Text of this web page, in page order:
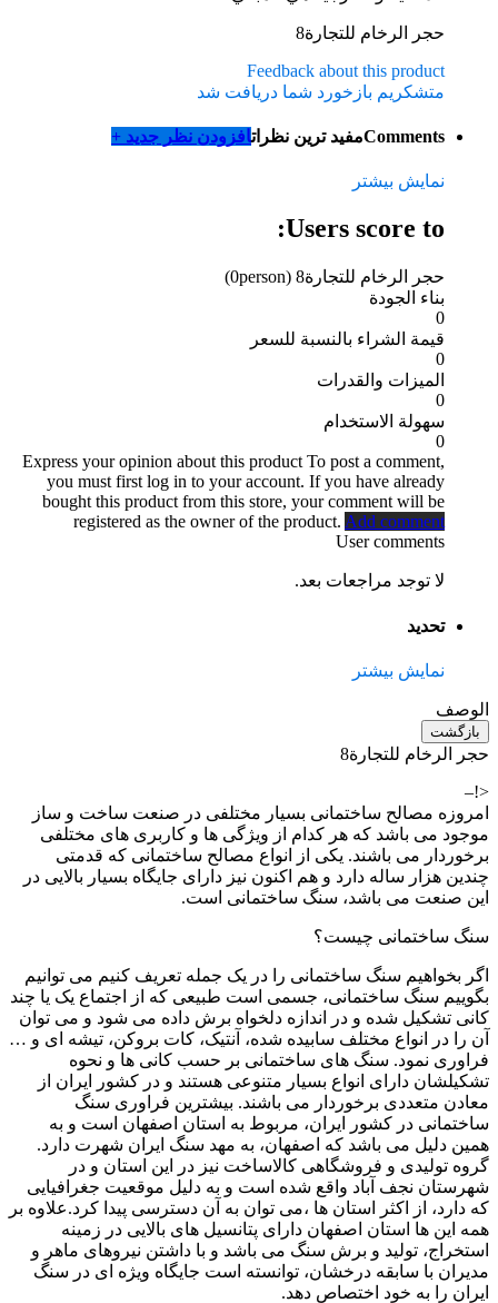
حجر الرخام للتجارة8
Feedback about this product
متشکریم بازخورد شما دریافت شد
Commentsمفید ترین نظراتافزودن نظر جدید +
نمایش بیشتر
Users score to:
حجر الرخام للتجارة8
(0person)
بناء الجودة
0
قيمة الشراء بالنسبة للسعر
0
الميزات والقدرات
0
سهولة الاستخدام
0
Express your opinion about this product To post a comment,
you must first log in to your account. If you have already
bought this product from this store, your comment will be
registered as the owner of the product. Add comment
User comments
لا توجد مراجعات بعد.
تحديد
نمایش بیشتر
الوصف
بازگشت
حجر الرخام للتجارة8
<!–
امروزه مصالح ساختمانی بسیار مختلفی در صنعت ساخت و ساز
موجود می باشد که هر کدام از ویژگی ها و کاربری های مختلفی
برخوردار می باشند. یکی از انواع مصالح ساختمانی که قدمتی
چندین هزار ساله دارد و هم اکنون نیز دارای جایگاه بسیار بالایی در
این صنعت می باشد، سنگ ساختمانی است.
سنگ ساختمانی چیست؟
اگر بخواهیم سنگ ساختمانی را در یک جمله تعریف کنیم می توانیم
بگوییم سنگ ساختمانی، جسمی است طبیعی که از اجتماع یک یا چند
کانی تشکیل شده و در اندازه دلخواه برش داده می شود و می توان
آن را در انواع مختلف سابیده شده، آنتیک، کات بروکن، تیشه ای و …
فراوری نمود. سنگ های ساختمانی بر حسب کانی ها و نحوه
تشکیلشان دارای انواع بسیار متنوعی هستند و در کشور ایران از
معادن متعددی برخوردار می باشند. بیشترین فراوری سنگ
ساختمانی در کشور ایران، مربوط به استان اصفهان است و به
همین دلیل می باشد که اصفهان، به مهد سنگ ایران شهرت دارد.
گروه تولیدی و فروشگاهی کالاساخت نیز در این استان و در
شهرستان نجف آباد واقع شده است و به دلیل موقعیت جغرافیایی
که دارد، از اکثر استان ها ،می توان به آن دسترسی پیدا کرد.علاوه بر
همه این ها استان اصفهان دارای پتانسیل های بالایی در زمینه
استخراج، تولید و برش سنگ می باشد و با داشتن نیروهای ماهر و
مدیران با سابقه درخشان، توانسته است جایگاه ویژه ای در سنگ
ایران را به خود اختصاص دهد.